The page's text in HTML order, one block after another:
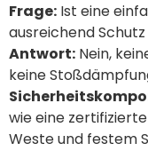
Frage: Ist eine
ausreichend
Antwort: Nein,
keine
wie eine
Weste und festem